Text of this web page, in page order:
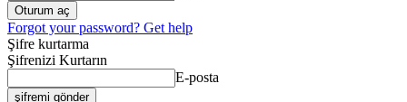
Forgot your password? Get help
Şifre kurtarma
Şifrenizi Kurtarın
E-posta